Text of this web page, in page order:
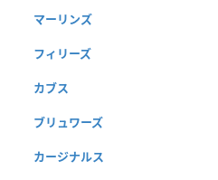
マーリンズ
フィリーズ
カブス
ブリュワーズ
カージナルス